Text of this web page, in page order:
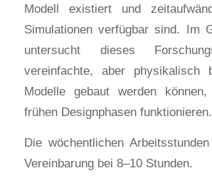
Modell existiert und
Simulationen verfügbar sind. Im
untersucht dieses
vereinfachte, aber physikalisch
Modelle gebaut werden
frühen Designphasen funktionieren.
Die wöchentlichen
Vereinbarung bei 8–10 Stunden.